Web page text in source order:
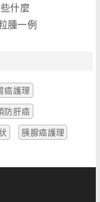
什麼
腫一例
癌護理
防肝癌
胰腺癌護理